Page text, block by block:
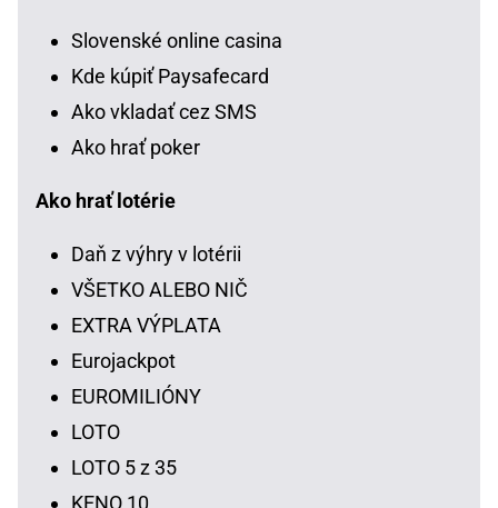
Slovenské online casina
Kde kúpiť Paysafecard
Ako vkladať cez SMS
Ako hrať poker
Ako hrať lotérie
Daň z výhry v lotérii
VŠETKO ALEBO NIČ
EXTRA VÝPLATA
Eurojackpot
EUROMILIÓNY
LOTO
LOTO 5 z 35
KENO 10